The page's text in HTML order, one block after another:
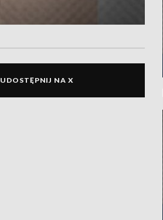
UDOSTĘPNIJ NA X